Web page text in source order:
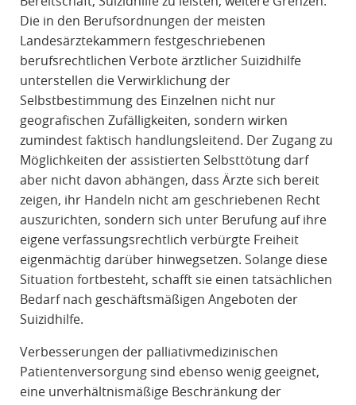
Die in den Berufsordnungen der meisten
Landesärztekammern festgeschriebenen
berufsrechtlichen Verbote ärztlicher Suizidhilfe
unterstellen die Verwirklichung der
Selbstbestimmung des Einzelnen nicht nur
geografischen Zufälligkeiten, sondern wirken
zumindest faktisch handlungsleitend. Der Zugang zu
Möglichkeiten der assistierten Selbsttötung darf
aber nicht davon abhängen, dass Ärzte sich bereit
zeigen, ihr Handeln nicht am geschriebenen Recht
auszurichten, sondern sich unter Berufung auf ihre
eigene verfassungsrechtlich verbürgte Freiheit
eigenmächtig darüber hinwegsetzen. Solange diese
Situation fortbesteht, schafft sie einen tatsächlichen
Bedarf nach geschäftsmäßigen Angeboten der
Suizidhilfe.
Verbesserungen der palliativmedizinischen
Patientenversorgung sind ebenso wenig geeignet,
eine unverhältnismäßige Beschränkung der